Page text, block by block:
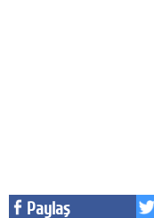
Dünya
Paylaş